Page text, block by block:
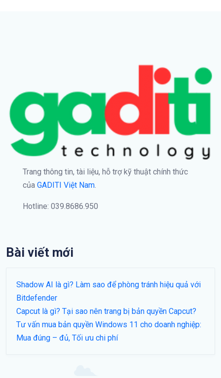
Trang thông tin, tài liệu, hỗ trợ kỹ thuật chính thức
của GADITI Việt Nam.
Hotline: 039.8686.950
Bài viết mới
Shadow AI là gì? Làm sao để phòng tránh hiệu quả với
Bitdefender
Capcut là gì? Tại sao nên trang bị bản quyền Capcut?
Tư vấn mua bản quyền Windows 11 cho doanh nghiệp:
Mua đúng – đủ, Tối ưu chi phí